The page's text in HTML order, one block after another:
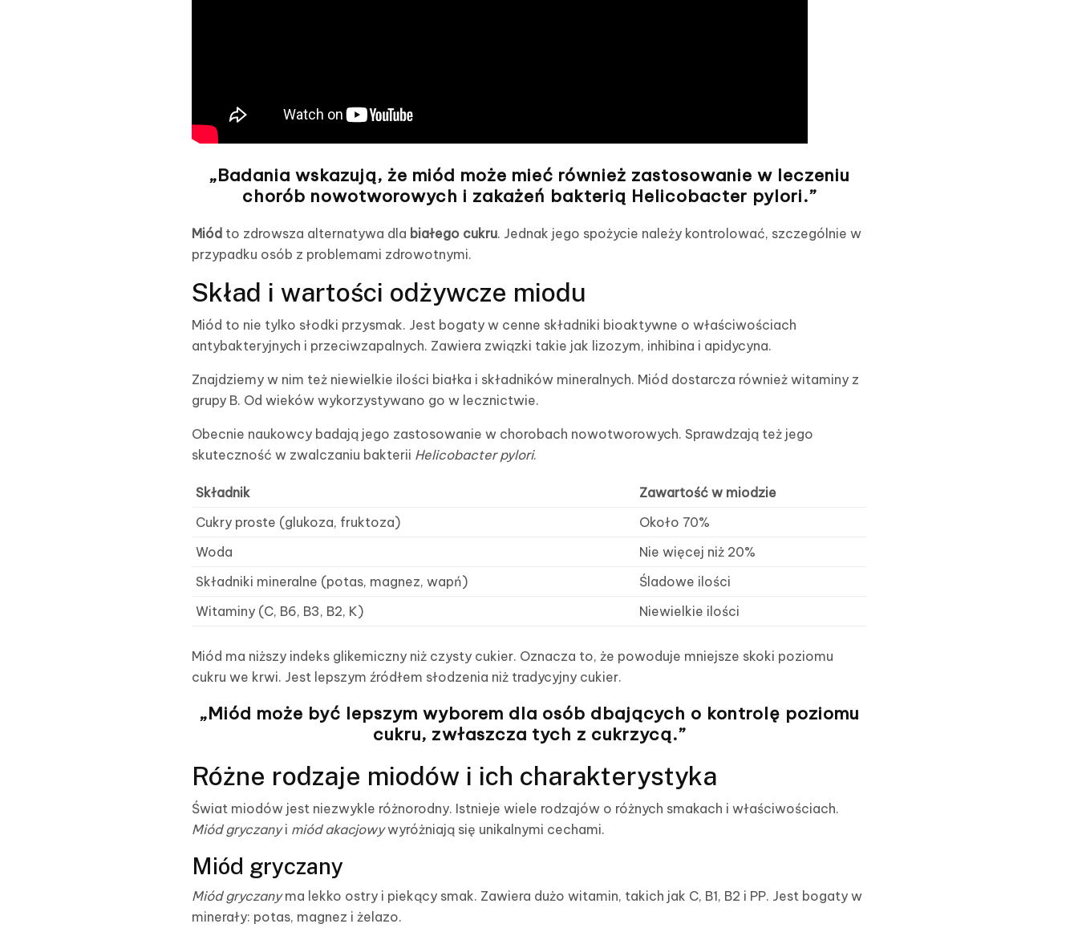
„Badania wskazują, że miód może mieć również zastosowanie w leczeniu
chorób nowotworowych i zakażeń bakterią Helicobacter pylori.”
Miód to zdrowsza alternatywa dla białego cukru. Jednak jego spożycie należy kontrolować, szczególnie w
przypadku osób z problemami zdrowotnymi.
Skład i wartości odżywcze miodu
Miód to nie tylko słodki przysmak. Jest bogaty w cenne składniki bioaktywne o właściwościach
antybakteryjnych i przeciwzapalnych. Zawiera związki takie jak lizozym, inhibina i apidycyna.
Znajdziemy w nim też niewielkie ilości białka i składników mineralnych. Miód dostarcza również witaminy z
grupy B. Od wieków wykorzystywano go w lecznictwie.
Obecnie naukowcy badają jego zastosowanie w chorobach nowotworowych. Sprawdzają też jego
skuteczność w zwalczaniu bakterii Helicobacter pylori.
Składnik
Zawartość w miodzie
Cukry proste (glukoza, fruktoza)
Około 70%
Woda
Nie więcej niż 20%
Składniki mineralne (potas, magnez, wapń)
Śladowe ilości
Witaminy (C, B6, B3, B2, K)
Niewielkie ilości
Miód ma niższy indeks glikemiczny niż czysty cukier. Oznacza to, że powoduje mniejsze skoki poziomu
cukru we krwi. Jest lepszym źródłem słodzenia niż tradycyjny cukier.
„Miód może być lepszym wyborem dla osób dbających o kontrolę poziomu
cukru, zwłaszcza tych z cukrzycą.”
Różne rodzaje miodów i ich charakterystyka
Świat miodów jest niezwykle różnorodny. Istnieje wiele rodzajów o różnych smakach i właściwościach.
Miód gryczanyi miód akacjowywyróżniają się unikalnymi cechami.
Miód gryczany
Miód gryczanyma lekko ostry i piekący smak. Zawiera dużo witamin, takich jak C, B1, B2 i PP. Jest bogaty w
minerały: potas, magnez i żelazo.